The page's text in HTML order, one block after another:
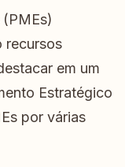
recursos
em um
Estratégico
por várias